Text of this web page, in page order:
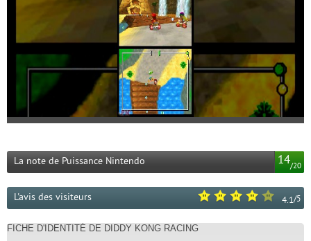
14/20
La note de Puissance Nintendo
4.1/5
L'avis des visiteurs
FICHE D'IDENTITÉ DE DIDDY KONG RACING